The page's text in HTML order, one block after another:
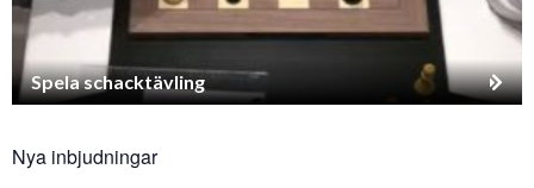
Spela schacktävling
Nya inbjudningar